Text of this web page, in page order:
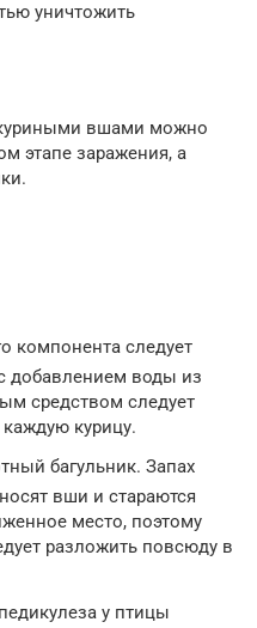
уничтожить
вшами можно
этапе заражения, а
компонента следует
добавлением воды из
средством следует
курицу.
багульник. Запах
вши и стараются
место, поэтому
разложить повсюду в
у птицы